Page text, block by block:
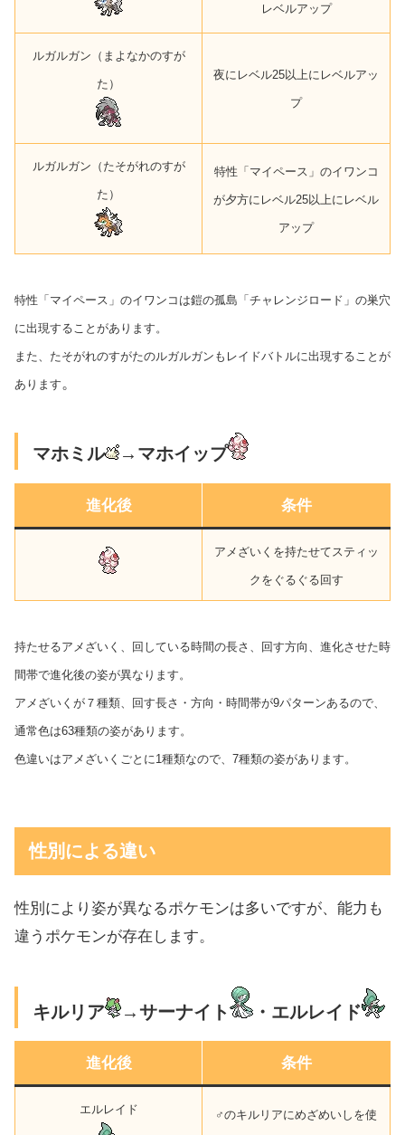
レベルアップ
ルガルガン（まよなかのすが
た）
夜にレベル25以上にレベルアッ
プ
ルガルガン（たそがれのすが
た）
特性「マイペース」のイワンコ
が夕方にレベル25以上にレベル
アップ
特性「マイペース」のイワンコは鎧の孤島「チャレンジロード」の巣穴
に出現することがあります。
また、たそがれのすがたのルガルガンもレイドバトルに出現することが
あります 。
マホミル →マホイップ
進化後 条件
アメざいくを持たせてスティッ
クをぐるぐる回す
持たせるアメざいく、回している時間の長さ、回す方向、進化させた時
間帯で進化後の姿が異なります。
アメざいくが７種類、回す長さ・方向・時間帯が9パターンあるので、
通常色は63種類の姿があります。
色違いはアメざいくごとに1種類なので、7種類の姿があります。
性別による違い
性別により姿が異なるポケモンは多いですが、能力も
違うポケモンが存在します。
キルリア →サーナイト ・エルレイド
進化後 条件
エルレイド ♂のキルリアにめざめいしを使